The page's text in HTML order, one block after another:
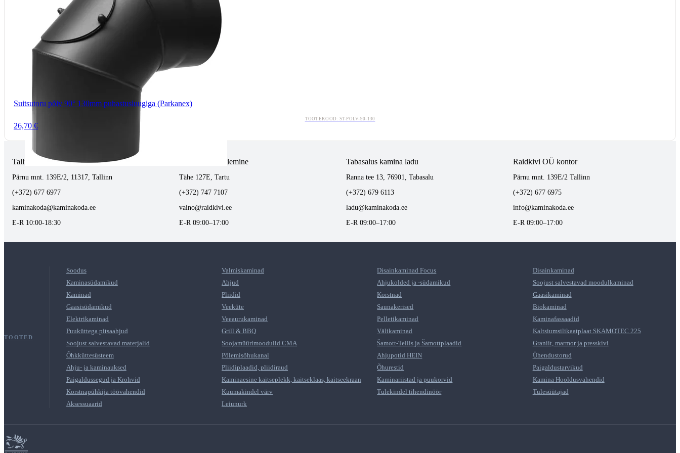
Suitsutoru põlv 90° 130mm puhastusluugiga (Parkanex)
TOOTEKOOD: ST-POLV-90-130
26,70 €
Tallinnas kaminasalong
Pärnu mnt. 139E/2, 11317, Tallinn
(+372) 677 6977
kaminakoda@kaminakoda.ee
E-R 10:00-18:30
Tartus kivi töötlemine
Tähe 127E, Tartu
(+372) 747 7107
vaino@raidkivi.ee
E-R 09:00–17:00
Tabasalus kamina ladu
Ranna tee 13, 76901, Tabasalu
(+372) 679 6113
ladu@kaminakoda.ee
E-R 09:00–17:00
Raidkivi OÜ kontor
Pärnu mnt. 139E/2 Tallinn
(+372) 677 6975
info@kaminakoda.ee
E-R 09:00–17:00
TOOTED
Soodus Valmiskaminad Disainkaminad Focus
Disainkaminad
Kaminasüdamikud
Ahjud Ahjukolded ja -südamikud
Soojust salvestavad moodulkaminad
Kaminad
Pliidid Korstnad
Gaasikaminad
Gaasisüdamikud
Veeküte Saunakerised
Biokaminad
Elektrikaminad
Veeaurukaminad Pelletikaminad
Kaminafassaadid
Puuküttega pitsaahjud
Grill & BBQ Välikaminad
Kaltsiumsilikaatplaat SKAMOTEC 225
Soojust salvestavad materjalid
Soojamüürimoodulid CMA Šamott-Tellis ja Šamottplaadid
Graniit, marmor ja presskivi
Õhkküttesüsteem
Põlemisõhukanal Ahjupotid HEIN
Ühendustorud
Ahju- ja kaminauksed
Pliidiplaadid, pliidiraud Õhurestid
Paigaldustarvikud
Paigaldussegud ja Krohvid
Kaminaesine kaitseplekk, kaitseklaas, kaitseekraan Kaminariistad ja puukorvid
Kamina Hooldusvahendid
Korstnapühkija töövahendid
Kuumakindel värv Tulekindel tihendinöör
Tulesüütajad
Aksessuaarid
Leiunurk